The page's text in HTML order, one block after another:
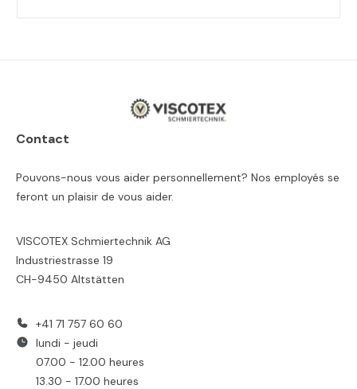
Contact
Pouvons-nous vous aider personnellement? Nos employés se
feront un plaisir de vous aider.
VISCOTEX Schmiertechnik AG
Industriestrasse 19
CH-9450 Altstätten
+41 71 757 60 60
lundi - jeudi
07.00 - 12.00 heures
13.30 - 17.00 heures